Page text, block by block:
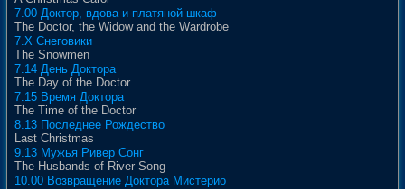
7.00 Доктор, вдова и платяной шкаф
The Doctor, the Widow and the Wardrobe
7.X Снеговики
The Snowmen
7.14 День Доктора
The Day of the Doctor
7.15 Время Доктора
The Time of the Doctor
8.13 Последнее Рождество
Last Christmas
9.13 Мужья Ривер Сонг
The Husbands of River Song
10.00 Возвращение Доктора Мистерио